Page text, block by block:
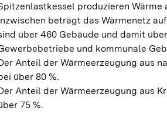
produzieren Wärme
beträgt das Wärmenetz
über 460 Gebäude und damit
und kommunale
Anteil der Wärmeerzeugung aus
über 80 %.
Anteil der Wärmeerzeugung aus
75 %.